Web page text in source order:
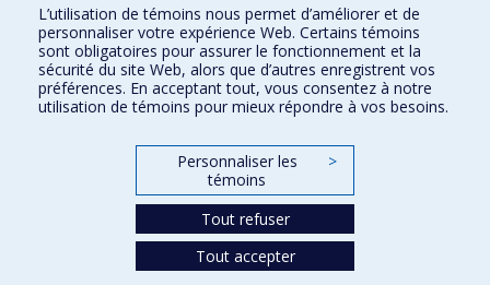
Nous trouver
Plan du site
Accessibilité
L’utilisation de témoins nous permet d’améliorer et de
personnaliser votre expérience Web. Certains témoins
sont obligatoires pour assurer le fonctionnement et la
sécurité du site Web, alors que d’autres enregistrent vos
préférences. En acceptant tout, vous consentez à notre
utilisation de témoins pour mieux répondre à vos besoins.
Personnaliser les
témoins
>
Tout refuser
Tout accepter